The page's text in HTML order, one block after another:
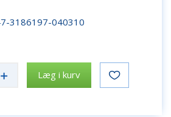
3186197-040310
Læg i kurv